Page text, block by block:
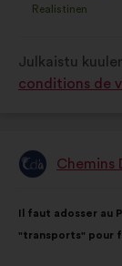
seuraavasti:
Realistinen
:kertaa
Julkaistu
conditions de
EhdotusChemins
sisältö:
Il faut adosser au
"transports" pour
jakautuminen: